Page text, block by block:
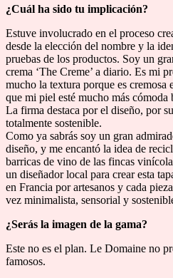
¿Cuál ha sido tu implicación?
Estuve involucrado en el proceso
desde la elección del nombre y la
pruebas de los productos. Soy un
crema ‘The Creme’ a diario. Es mi
mucho la textura porque es cremosa
que mi piel esté mucho más
La firma destaca por el diseño, por
totalmente sostenible.
Como ya sabrás soy un gran
diseño, y me encantó la idea de
barricas de vino de las fincas
un diseñador local para crear esta
en Francia por artesanos y cada
vez minimalista, sensorial y
¿Serás la imagen de la gama?
Este no es el plan. Le Domaine no
famosos.